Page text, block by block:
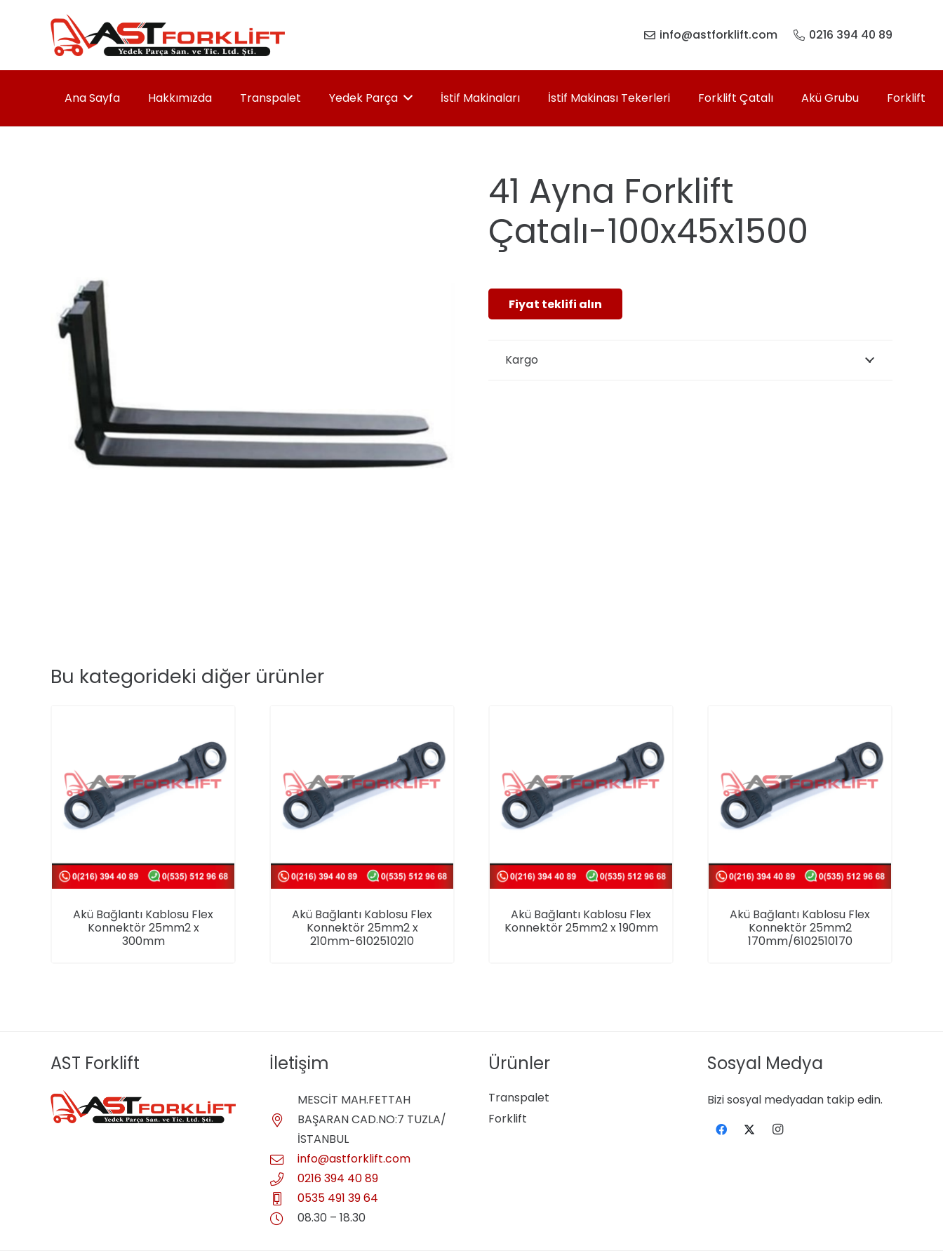
info@astforklift.com 0216 394 40 89
Ana Sayfa Hakkımızda Transpalet Yedek Parça İstif Makinaları İstif Makinası Tekerleri Forklift Çatalı Akü Grubu Forklift
41 Ayna Forklift
Çatalı-100x45x1500
Fiyat teklifi alın
Kargo
Bu kategorideki diğer ürünler
Akü Bağlantı Kablosu Flex
Konnektör 25mm2 x
300mm
Akü Bağlantı Kablosu Flex
Konnektör 25mm2 x
210mm-6102510210
Akü Bağlantı Kablosu Flex
Konnektör 25mm2 x 190mm
Akü Bağlantı Kablosu Flex
Konnektör 25mm2
170mm/6102510170
AST Forklift İletişim
MESCİT MAH.FETTAH
BAŞARAN CAD.NO:7 TUZLA/
İSTANBUL
info@astforklift.com
0216 394 40 89
0535 491 39 64
08.30 – 18.30
Ürünler
Transpalet
Forklift
Sosyal Medya
Bizi sosyal medyadan takip edin.